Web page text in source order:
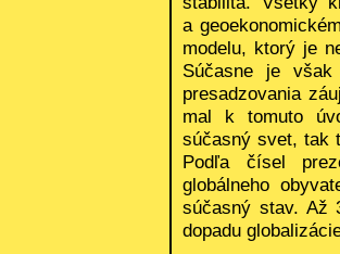
a
modelu, ktorý je
Súčasne je však
presadzovania
mal k tomuto
súčasný svet, tak
Podľa čísel
globálneho
súčasný stav. Až
dopadu